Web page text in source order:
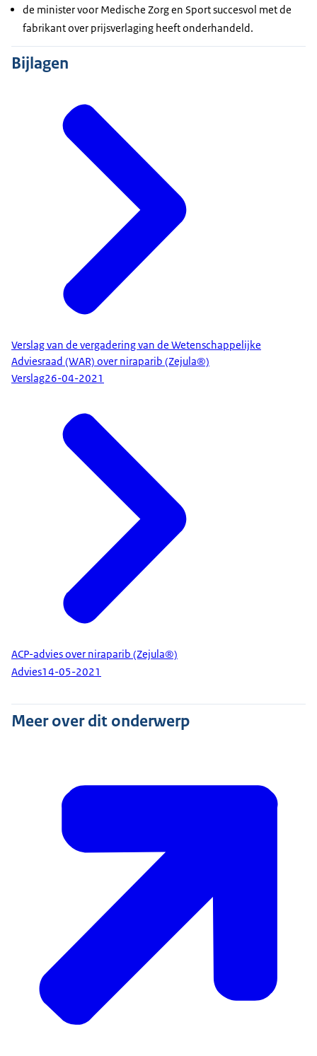
de minister voor Medische Zorg en Sport succesvol met de
fabrikant over prijsverlaging heeft onderhandeld.
Bijlagen
Verslag van de vergadering van de Wetenschappelijke
Adviesraad (WAR) over niraparib (Zejula®)
Verslag26-04-2021
ACP-advies over niraparib (Zejula®)
Advies14-05-2021
Meer over dit onderwerp